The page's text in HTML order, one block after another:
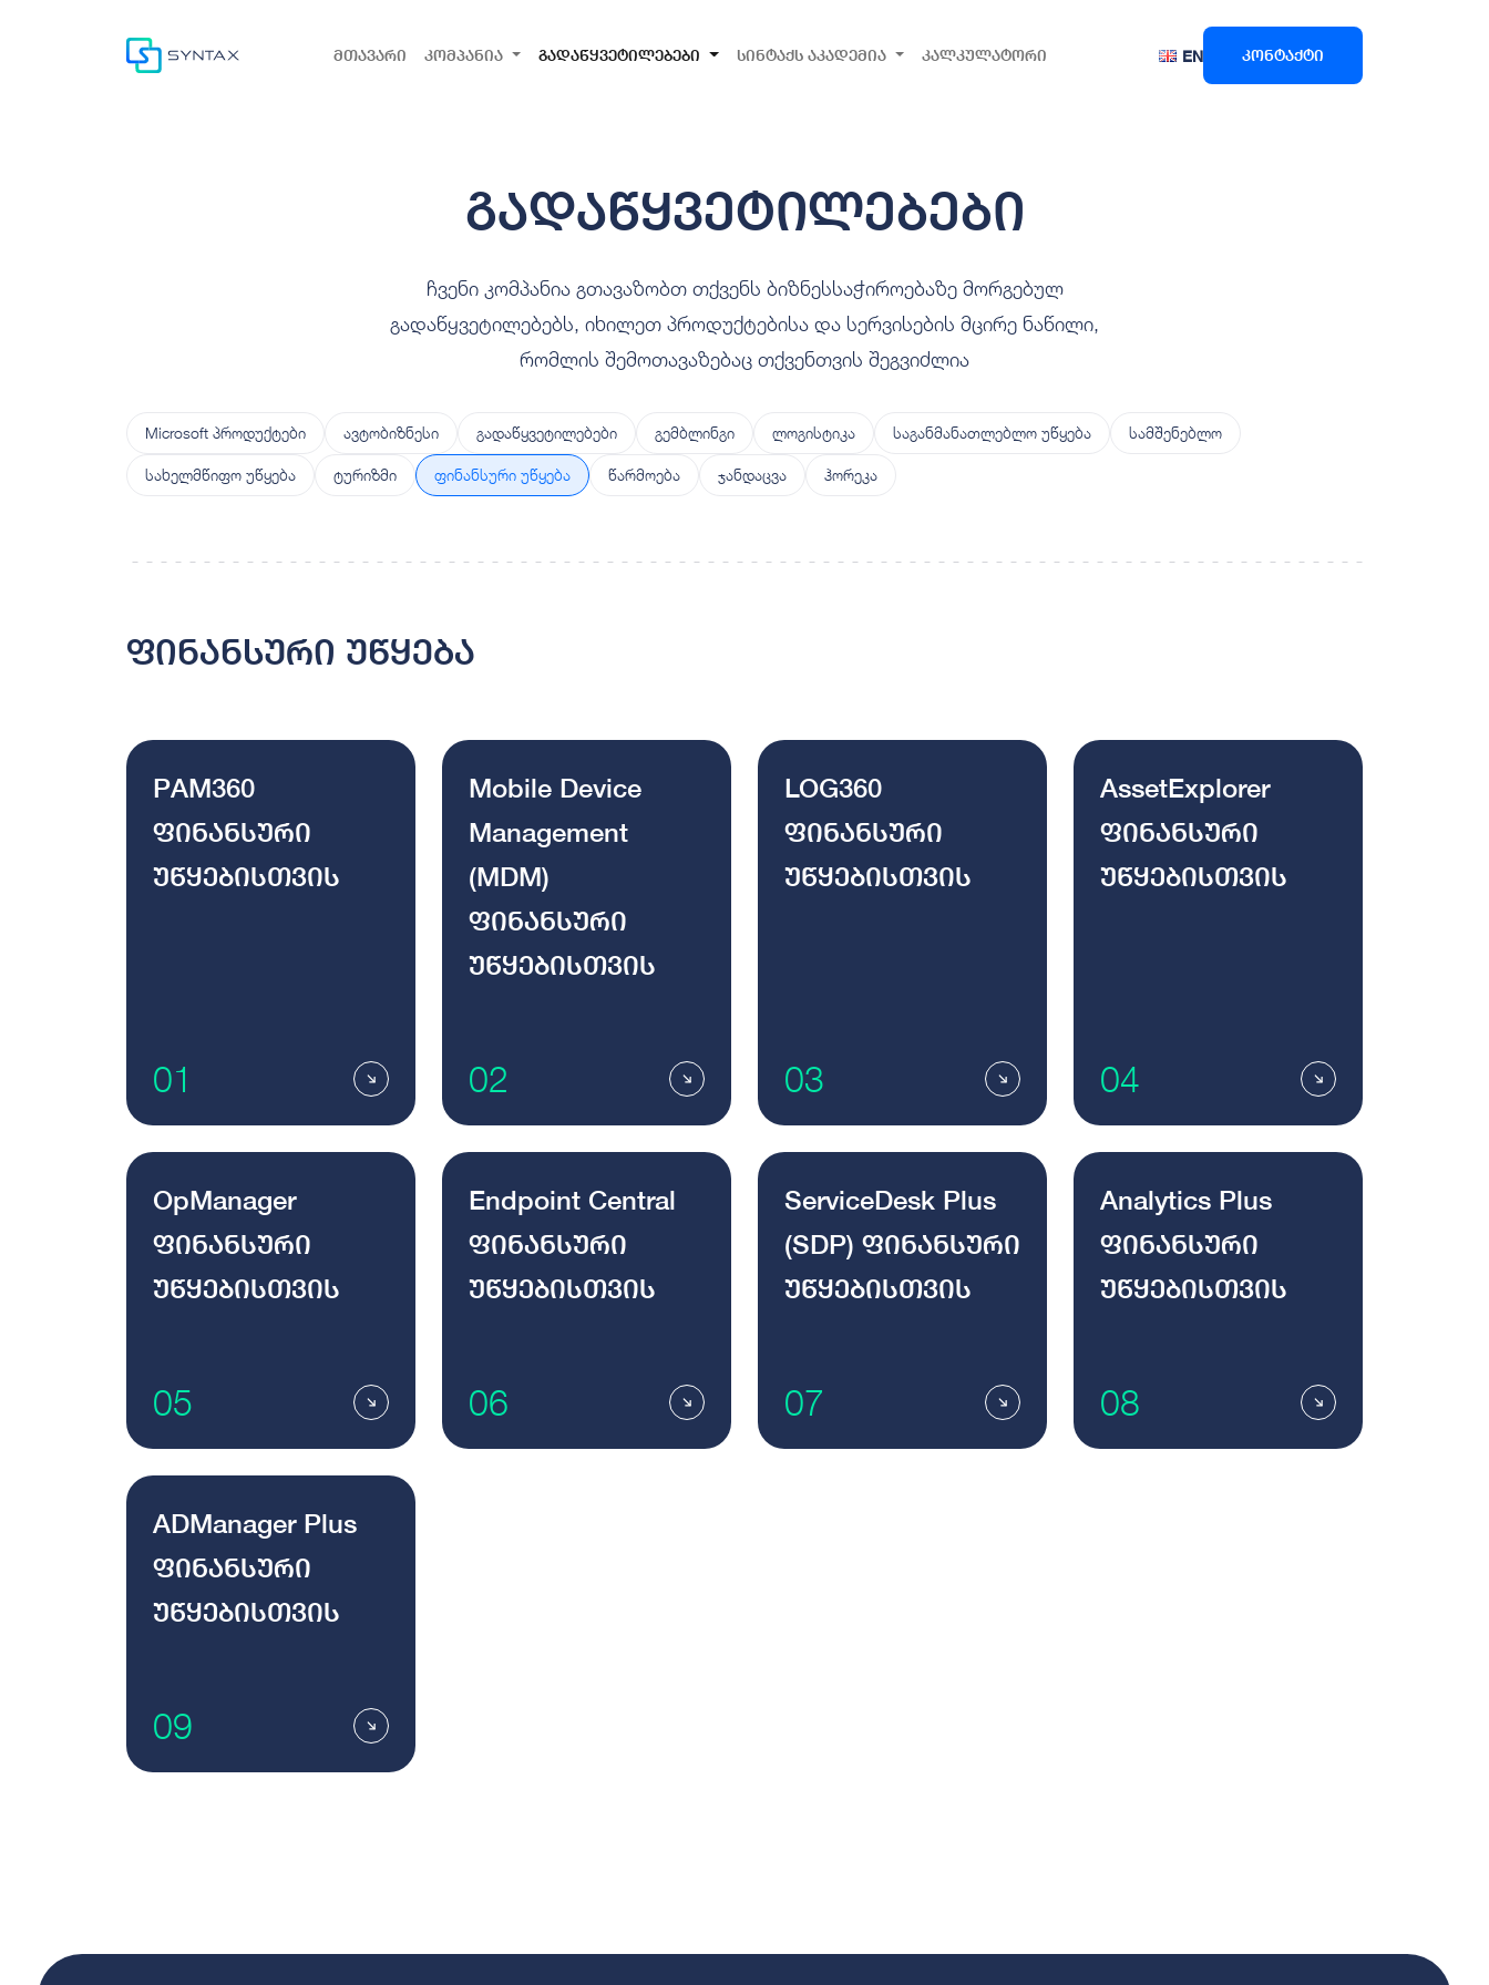
მთავარი კომპანია გადაწყვეტილებები სინტაქს აკადემია კალკულატორი EN კონტაქტი
გადაწყვეტილებები
ჩვენი კომპანია გთავაზობთ თქვენს ბიზნესსაჭიროებაზე მორგებულ
გადაწყვეტილებებს, იხილეთ პროდუქტებისა და სერვისების მცირე ნაწილი,
რომლის შემოთავაზებაც თქვენთვის შეგვიძლია
Microsoft პროდუქტები ავტობიზნესი გადაწყვეტილებები გემბლინგი ლოგისტიკა საგანმანათლებლო უწყება სამშენებლო
სახელმწიფო უწყება ტურიზმი ფინანსური უწყება წარმოება ჯანდაცვა ჰორეკა
ფინანსური უწყება
PAM360
ფინანსური
უწყებისთვის
01
Mobile Device
Management
(MDM)
ფინანსური
უწყებისთვის
02
LOG360
ფინანსური
უწყებისთვის
03
AssetExplorer
ფინანსური
უწყებისთვის
04
OpManager
ფინანსური
უწყებისთვის
05
Endpoint Central
ფინანსური
უწყებისთვის
06
ServiceDesk Plus
(SDP) ფინანსური
უწყებისთვის
07
Analytics Plus
ფინანსური
უწყებისთვის
08
ADManager Plus
ფინანსური
უწყებისთვის
09